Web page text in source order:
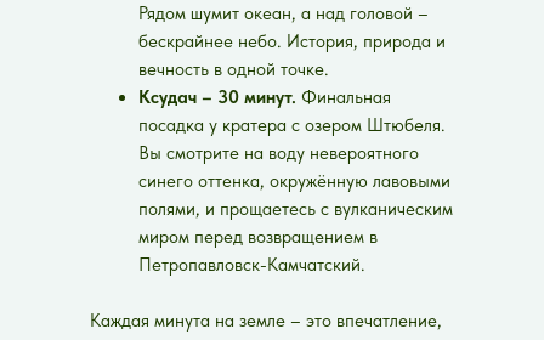
Рядом шумит океан, а над головой –
бескрайнее небо. История, природа и
вечность в одной точке.
Ксудач – 30 минут. Финальная
посадка у кратера с озером Штюбеля.
Вы смотрите на воду невероятного
синего оттенка, окружённую лавовыми
полями, и прощаетесь с вулканическим
миром перед возвращением в
Петропавловск-Камчатский.
Каждая минута на земле – это впечатление,